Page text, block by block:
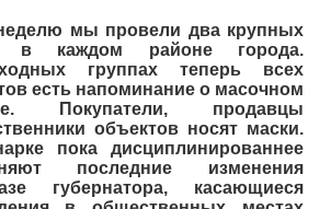
мы провели два крупных
в каждом районе города.
группах теперь всех
есть напоминание о масочном
Покупатели, продавцы
объектов носят маски.
пока дисциплинированнее
последние изменения
губернатора, касающиеся